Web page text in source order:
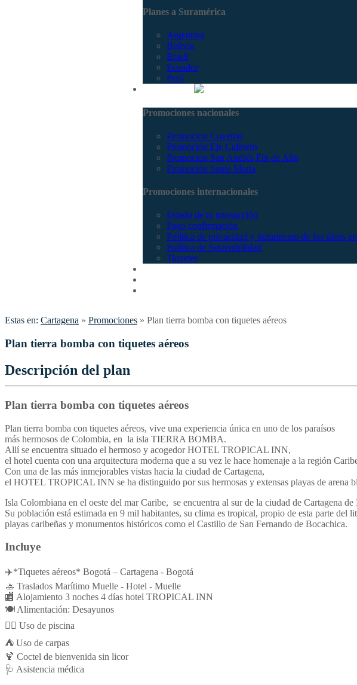
Planes a Suramérica
Argentina
Bolivia
Brasil
Ecuador
Perú
Promociones nacionales
Promocion Coveñas
Promoción Eje Cafetero
Promoción San Andrés Fin de Año
Promoción Santa Marta
Promociones internacionales
Estado de tu transacción
Pago confirmación
Política de privacidad y tratamiento de los datos
Política de Sostenibilidad
Tiquetes
Estas en: Cartagena » Promociones » Plan tierra bomba con tiquetes aéreos
Plan tierra bomba con tiquetes aéreos
Descripción del plan
Plan tierra bomba con tiquetes aéreos
Plan tierra bomba con tiquetes aéreos, vive una experiencia única en uno de los paraísos
más hermosos de Colombia, en la isla TIERRA BOMBA.
Allí se encuentra situado el hermoso y acogedor HOTEL TROPICAL INN,
el hotel cuenta con una arquitectura moderna que a su vez le hace homenaje a la región
Con una de las más inmejorables vistas hacia la ciudad de Cartagena,
el HOTEL TROPICAL INN se ha distinguido por sus hermosas y extensas playas de arena
Isla Colombiana en el oeste del mar Caribe, se encuentra al sur de la ciudad de Cartagena
Su población está estimada en 9 mil habitantes, su clima es tropical, propio de esta parte
playas caribeñas y monumentos históricos como el Castillo de San Fernando de Bocachica.
Incluye
✈️*Tiquetes aéreos* Bogotá – Cartagena - Bogotá
🚣 Traslados Marítimo Muelle - Hotel - Muelle
🏬 Alojamiento 3 noches 4 días hotel TROPICAL INN
🍽️ Alimentación: Desayunos
🏊🏻 Uso de piscina
⛺ Uso de carpas
🍹 Coctel de bienvenida sin licor
🩺 Asistencia médica